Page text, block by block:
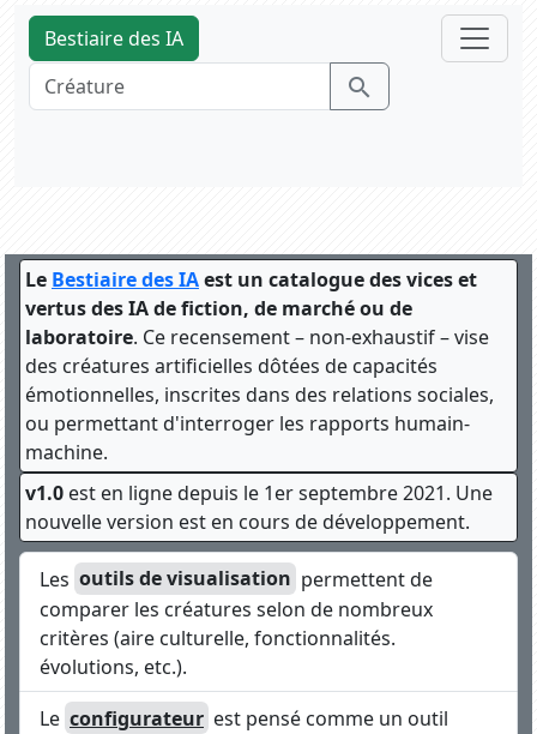
Bestiaire des IA
search
Le Bestiaire des IAest un catalogue des vices et
vertus des IA de fiction, de marché ou de
laboratoire. Ce recensement – non-exhaustif – vise
des créatures artificielles dôtées de capacités
émotionnelles, inscrites dans des relations sociales,
ou permettant d'interroger les rapports humain-
machine.
v1.0 est en ligne depuis le 1er septembre 2021. Une
nouvelle version est en cours de développement.
Les outils de visualisation permettent de
comparer les créatures selon de nombreux
critères (aire culturelle, fonctionnalités.
évolutions, etc.).
Le configurateur est pensé comme un outil